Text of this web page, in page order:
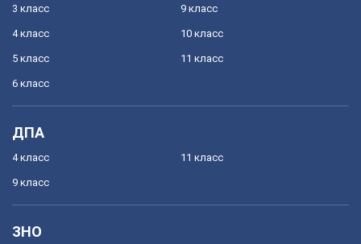
3 класс
4 класс
5 класс
6 класс
9 класс
10 класс
11 класс
ДПА
4 класс
9 класс
11 класс
ЗНО